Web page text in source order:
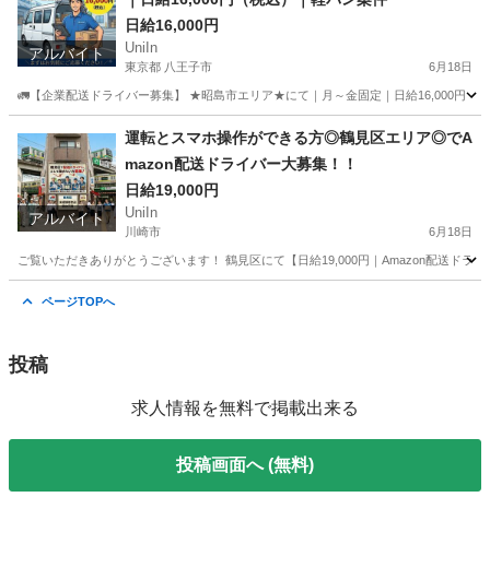
アルバイト
日給16,000円
UniIn
東京都 八王子市 6月18日
🚛【企業配送ドライバー募集】 ★昭島市エリア★にて｜月～金固定｜日給16,000円（
配送
アルバイト
運転とスマホ操作ができる方◎鶴見区エリア◎でA
mazon配送ドライバー大募集！！
日給19,000円
UniIn
川崎市 6月18日
ご覧いただきありがとうございます！ 鶴見区にて【日給19,000円｜Amazon配送ドラ
ページTOPへ
投稿
求人情報を無料で掲載出来る
投稿画面へ (無料)